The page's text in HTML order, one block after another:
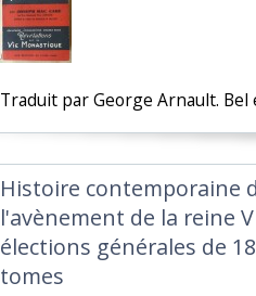
‎Traduit par George Arnault. Bel
‎Histoire contemporaine
l'avènement de la reine
élections générales de
tomes‎